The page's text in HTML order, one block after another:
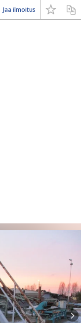
Jaa ilmoitus